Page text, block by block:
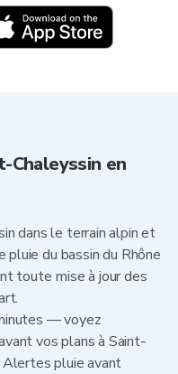
Chaleyssin en
dans le terrain alpin et
du bassin du Rhône
toute mise à jour des
— voyez
vos plans à Saint-
Alertes pluie avant